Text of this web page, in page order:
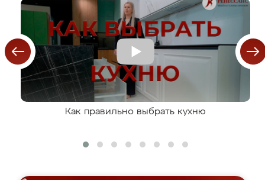
Как правильно выбрать кухню